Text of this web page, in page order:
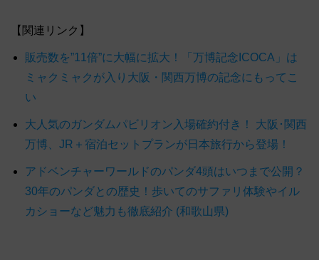
【関連リンク】
販売数を”11倍”に大幅に拡大！「万博記念ICOCA」は
ミャクミャクが入り大阪・関西万博の記念にもってこ
い
大人気のガンダムパビリオン入場確約付き！ 大阪･関西
万博、JR＋宿泊セットプランが日本旅行から登場！
アドベンチャーワールドのパンダ4頭はいつまで公開？
30年のパンダとの歴史！歩いてのサファリ体験やイル
カショーなど魅力も徹底紹介 (和歌山県)